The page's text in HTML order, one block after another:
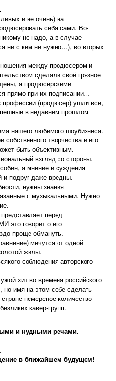
и не очень) на
себя сами. Во-
не надо, а в случае
ни с кем не нужно…), во вторых
между продюсером и
сделали своё грязное
а продюсерскими
прямо при их подписании…
профессии (продюсер) ушли все,
в недавнем прошлом
нашего любимого шоубизнеса.
собственного творчества и его
быть объективным.
взгляд со стороны.
а мнение и суждения
и подруг даже вредны.
нужны знания
с музыкальными. Нужно
перед
это говорит о его
проще обмануть.
мечутся от одной
жилы.
соблюдения авторского
хит во времена российского
но имя на этом себе сделать
немереное количество
кавер-групп.
и нудными речами.
в ближайшем будущем!